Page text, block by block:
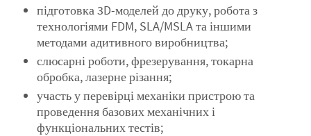
підготовка 3D-моделей до друку, робота з
технологіями FDM, SLA/MSLA та іншими
методами адитивного виробництва;
слюсарні роботи, фрезерування, токарна
обробка, лазерне різання;
участь у перевірці механіки пристрою та
проведення базових механічних і
функціональних тестів;